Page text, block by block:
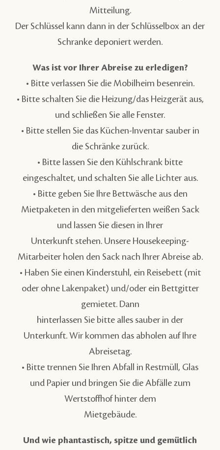
Mitteilung.
Der Schlüssel kann dann in der Schlüsselbox an der
Schranke deponiert werden.
Was ist vor Ihrer Abreise zu erledigen?
• Bitte verlassen Sie die Mobilheim besenrein.
• Bitte schalten Sie die Heizung/das Heizgerät aus,
und schließen Sie alle Fenster.
• Bitte stellen Sie das Küchen-Inventar sauber in
die Schränke zurück.
• Bitte lassen Sie den Kühlschrank bitte
eingeschaltet, und schalten Sie alle Lichter aus.
• Bitte geben Sie Ihre Bettwäsche aus den
Mietpaketen in den mitgelieferten weißen Sack
und lassen Sie diesen in Ihrer
Unterkunft stehen. Unsere Housekeeping-
Mitarbeiter holen den Sack nach Ihrer Abreise ab.
• Haben Sie einen Kinderstuhl, ein Reisebett (mit
oder ohne Lakenpaket) und/oder ein Bettgitter
gemietet. Dann
hinterlassen Sie bitte alles sauber in der
Unterkunft. Wir kommen das abholen auf Ihre
Abreisetag.
• Bitte trennen Sie Ihren Abfall in Restmüll, Glas
und Papier und bringen Sie die Abfälle zum
Wertstoffhof hinter dem
Mietgebäude.
Und wie phantastisch, spitze und gemütlich